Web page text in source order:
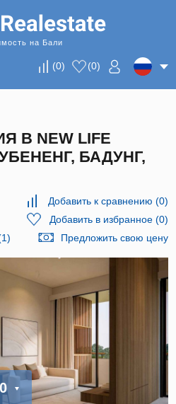
на Бали
(0) (0)
В NEW LIFE
БАДУНГ,
Добавить к сравнению (0)
Добавить в избранное(0)
Предложить свою цену